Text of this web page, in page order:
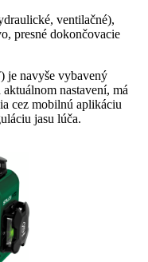
ventilačné),
presné dokončovacie
navyše vybavený
nastavení, má
cez mobilnú aplikáciu
jasu lúča.